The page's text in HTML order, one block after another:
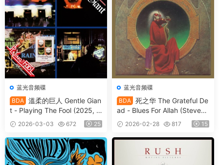
蓝光音频碟
BDA 溫柔的巨人 Gentle Gian
t - Playing The Fool (2025, Bl
u-ray Audio) [BDMV 28.8GB]
2026-03-03 672 25
蓝光音频碟
BDA 死之华 The Grateful De
ad - Blues For Allah (Steven
Wilson Remix) (2025, Blu-ray
Audio) [BDMV 12.2GB]
2026-02-28 817 15